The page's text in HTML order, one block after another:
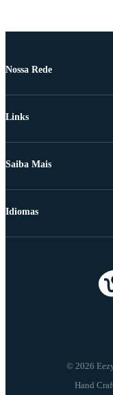
Nossa Rede
Links
Saiba Mais
© 2026
Idiomas